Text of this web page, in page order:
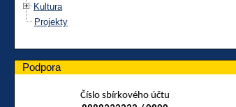
Kultura
Projekty
Podpora
Číslo sbírkového účtu